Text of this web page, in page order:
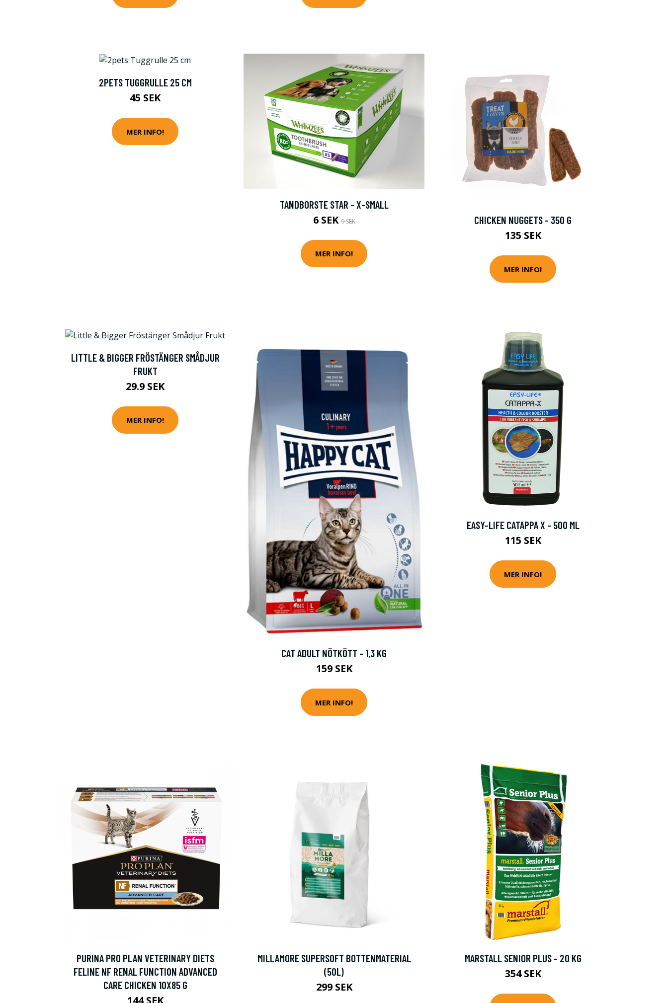
2PETS TUGGRULLE 25 CM
45 SEK
MER INFO!
TANDBORSTE STAR - X-SMALL
6 SEK9 SEK
MER INFO!
CHICKEN NUGGETS - 350 G
135 SEK
MER INFO!
LITTLE & BIGGER FRÖSTÄNGER SMÅDJUR
FRUKT
29.9 SEK
MER INFO!
CAT ADULT NÖTKÖTT - 1,3 KG
159 SEK
MER INFO!
EASY-LIFE CATAPPA X - 500 ML
115 SEK
MER INFO!
PURINA PRO PLAN VETERINARY DIETS
FELINE NF RENAL FUNCTION ADVANCED
CARE CHICKEN 10X85 G
MILLAMORE SUPERSOFT BOTTENMATERIAL
(50L)
299 SEK
MARSTALL SENIOR PLUS - 20 KG
354 SEK